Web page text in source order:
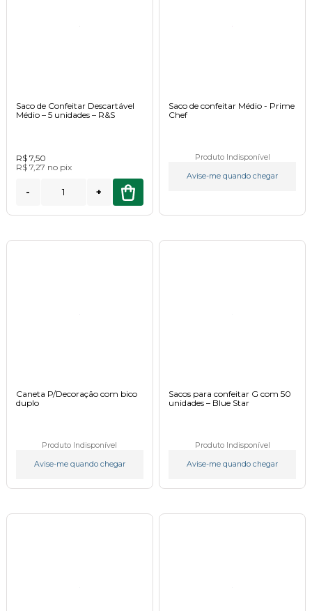
Saco de Confeitar Descartável
Médio – 5 unidades – R&S
R$ 7,50
R$ 7,27 no pix
- +
Saco de confeitar Médio - Prime
Chef
Produto Indisponível
Avise-me quando chegar
Caneta P/Decoração com bico
duplo
Produto Indisponível
Avise-me quando chegar
Sacos para confeitar G com 50
unidades – Blue Star
Produto Indisponível
Avise-me quando chegar